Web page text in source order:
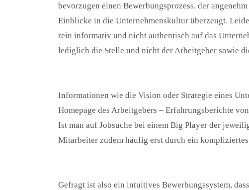
bevorzugen einen Bewerbungsprozess, der
Einblicke in die Unternehmenskultur überzeugt.
rein informativ und nicht authentisch auf das
lediglich die Stelle und nicht der Arbeitgeber sowie
Informationen wie die Vision oder Strategie eines
Homepage des Arbeitgebers – Erfahrungsberichte
Ist man auf Jobsuche bei einem Big Player der
Mitarbeiter zudem häufig erst durch ein
Gefragt ist also ein intuitives Bewerbungssystem,